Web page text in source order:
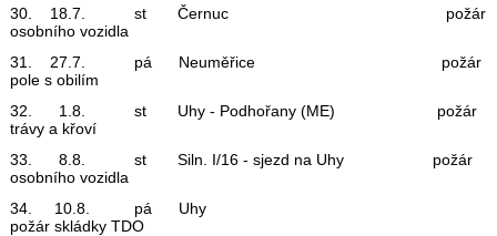
30. 18.7. st Černuc požár
osobního vozidla
31. 27.7. pá Neuměřice požár
pole s obilím
32. 1.8. st Uhy - Podhořany (ME) požár
trávy a křoví
33. 8.8. st Siln. I/16 - sjezd na Uhy požár
osobního vozidla
34. 10.8. pá Uhy
požár skládky TDO